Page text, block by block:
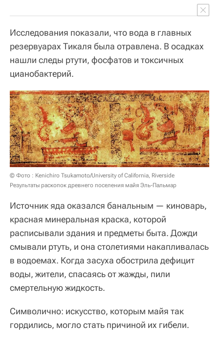
Исследования показали, что вода в главных
резервуарах Тикаля была отравлена. В осадках
нашли следы ртути, фосфатов и токсичных
цианобактерий.
© Фото : Kenichiro Tsukamoto/University of California, Riverside
Результаты раскопок древнего поселения майя Эль-Пальмар
Источник яда оказался банальным — киноварь,
красная минеральная краска, которой
расписывали здания и предметы быта. Дожди
смывали ртуть, и она столетиями накапливалась
в водоемах. Когда засуха обострила дефицит
воды, жители, спасаясь от жажды, пили
смертельную жидкость.
Символично: искусство, которым майя так
гордились, могло стать причиной их гибели.